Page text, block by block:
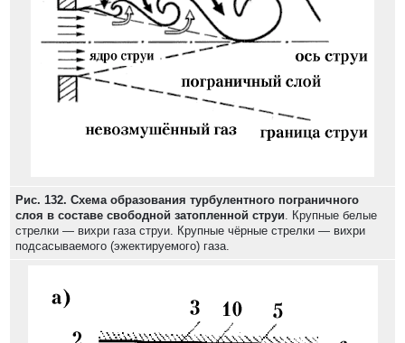
Рис. 132. Схема образования турбулентного пограничного
слоя в составе свободной затопленной струи. Крупные белые
стрелки — вихри газа струи. Крупные чёрные стрелки — вихри
подсасываемого (эжектируемого) газа.